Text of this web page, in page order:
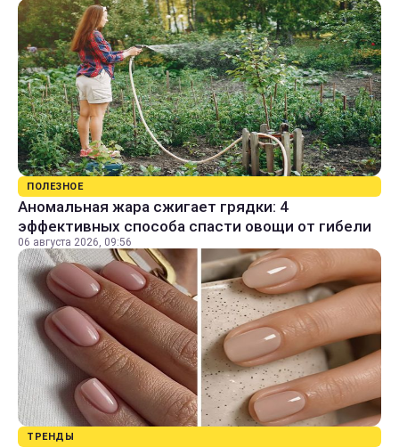
ПОЛЕЗНОЕ
Аномальная жара сжигает грядки: 4
эффективных способа спасти овощи от гибели
06 августа 2026, 09:56
ТРЕНДЫ